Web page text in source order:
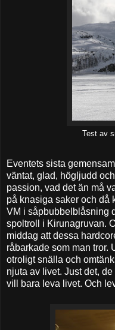
Test av
Eventets sista
väntat, glad, högljudd
passion, vad det än må
på knasiga saker och då
VM i såpbubbelblåsning
spoltroll i Kirunagruvan.
middag att dessa
råbarkade som man tror.
otroligt snälla och
njuta av livet. Just det,
vill bara leva livet. Och